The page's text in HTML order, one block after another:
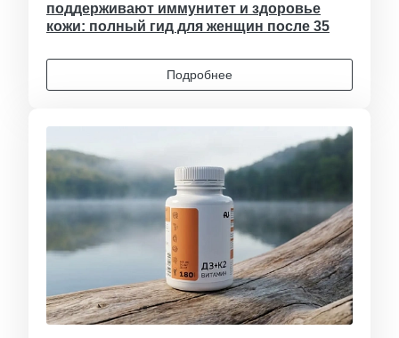
поддерживают иммунитет и здоровье
кожи: полный гид для женщин после 35
Подробнее